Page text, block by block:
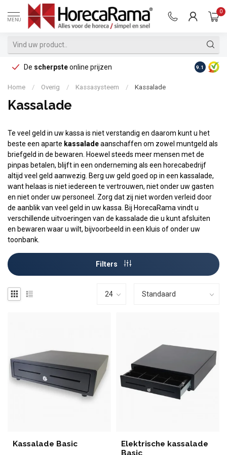
MENU
0
De scherpsteonline prijzen Op
9.1
Home / Overig / Kassasysteem / Kassalade
Kassalade
Te veel geld in uw kassa is niet verstandig en daarom kunt u het
beste een aparte kassaladeaanschaffen om zowel muntgeld als
briefgeld in de bewaren. Hoewel steeds meer mensen met de
pinpas betalen, blijft in een onderneming als een horecabedrijf
altijd veel geld aanwezig. Berg uw geld goed op in een kassalade,
want helaas is niet iedereen te vertrouwen, niet onder uw gasten
en niet onder uw personeel. Zorg dat zij niet worden verleid door
de aanblik van veel geld in uw kassa. Bij HorecaRama vindt u
verschillende uitvoeringen van de kassalade die u kunt afsluiten
en bewaren waar u wilt, bijvoorbeeld in een kluis of onder uw
toonbank.
Filters
Kassalade Basic
Elektrische kassalade
Basic